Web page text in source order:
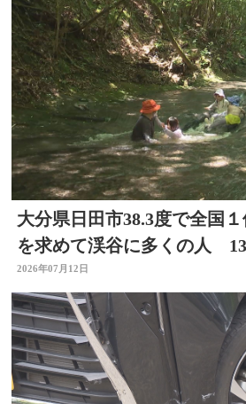
大分県日田市38.3度で全国
を求めて渓谷に多くの人
アラート発表
2026年07月12日